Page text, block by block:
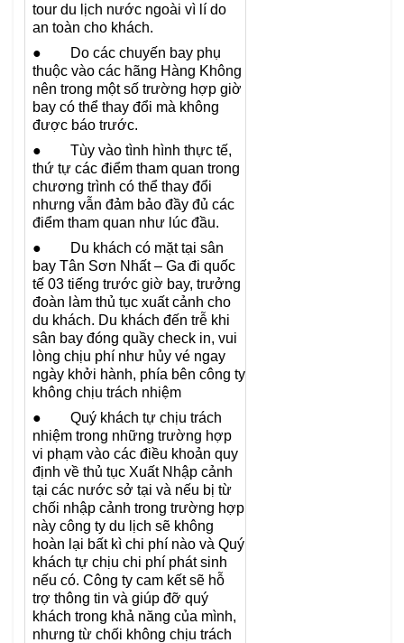
tour du lịch nước ngoài vì lí do
an toàn cho khách.
● Do các chuyến bay phụ
thuộc vào các hãng Hàng Không
nên trong một số trường hợp giờ
bay có thể thay đổi mà không
được báo trước.
● Tùy vào tình hình thực tế,
thứ tự các điểm tham quan trong
chương trình có thể thay đổi
nhưng vẫn đảm bảo đầy đủ các
điểm tham quan như lúc đầu.
● Du khách có mặt tại sân
bay Tân Sơn Nhất – Ga đi quốc
tế 03 tiếng trước giờ bay, trưởng
đoàn làm thủ tục xuất cảnh cho
du khách. Du khách đến trễ khi
sân bay đóng quầy check in, vui
lòng chịu phí như hủy vé ngay
ngày khởi hành, phía bên công ty
không chịu trách nhiệm
● Quý khách tự chịu trách
nhiệm trong những trường hợp
vi phạm vào các điều khoản quy
định về thủ tục Xuất Nhập cảnh
tại các nước sở tại và nếu bị từ
chối nhập cảnh trong trường hợp
này công ty du lịch sẽ không
hoàn lại bất kì chi phí nào và Quý
khách tự chịu chi phí phát sinh
nếu có. Công ty cam kết sẽ hỗ
trợ thông tin và giúp đỡ quý
khách trong khả năng của mình,
nhưng từ chối không chịu trách